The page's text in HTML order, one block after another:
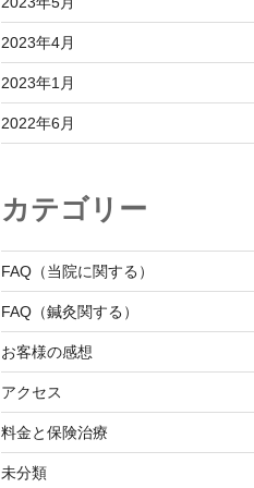
2023年4月
2023年1月
2022年6月
カテゴリー
FAQ（当院に関する）
FAQ（鍼灸関する）
お客様の感想
アクセス
料金と保険治療
未分類